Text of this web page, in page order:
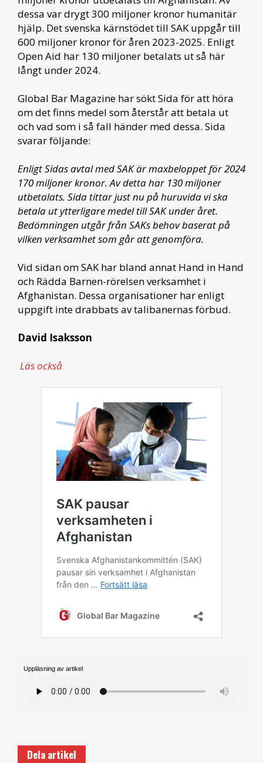
dessa var drygt 300 miljoner kronor humanitär
hjälp. Det svenska kärnstödet till SAK uppgår till
600 miljoner kronor för åren 2023-2025. Enligt
Open Aid har 130 miljoner betalats ut så här
långt under 2024.
Global Bar Magazine har sökt Sida för att höra
om det finns medel som återstår att betala ut
och vad som i så fall händer med dessa. Sida
svarar följande:
Enligt Sidas avtal med SAK är maxbeloppet för 2024
170 miljoner kronor. Av detta har 130 miljoner
utbetalats. Sida tittar just nu på huruvida vi ska
betala ut ytterligare medel till SAK under året.
Bedömningen utgår från SAKs behov baserat på
vilken verksamhet som går att genomföra.
Vid sidan om SAK har bland annat Hand in Hand
och Rädda Barnen-rörelsen verksamhet i
Afghanistan. Dessa organisationer har enligt
uppgift inte drabbats av talibanernas förbud.
David Isaksson
Läs också
Uppläsning av artikel
Dela artikel